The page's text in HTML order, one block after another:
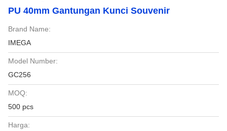
PU 40mm Gantungan Kunci Souvenir
Brand Name:
IMEGA
Model Number:
GC256
MOQ:
500 pcs
Harga: